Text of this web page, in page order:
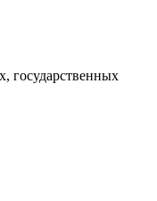
государственных